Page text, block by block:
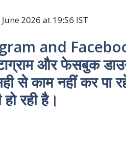
2026 at 19:56 IST
and
और फेसबुक
से काम नहीं कर पा
हो रही है।